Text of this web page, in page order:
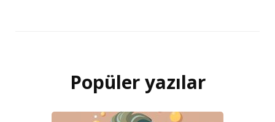
Popüler yazılar